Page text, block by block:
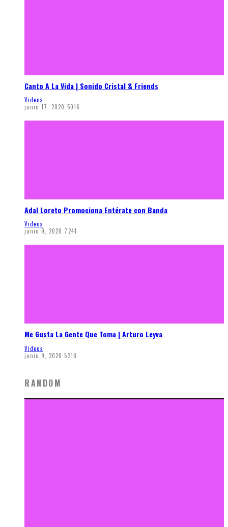
Canto A La Vida | Sonido Cristal & Friends
Videos
junio 17, 2020 5016
Adal Loreto Promociona Entérate con Banda
Videos
junio 9, 2020 7241
Me Gusta La Gente Que Toma | Arturo Leyva
Videos
junio 9, 2020 5218
RANDOM